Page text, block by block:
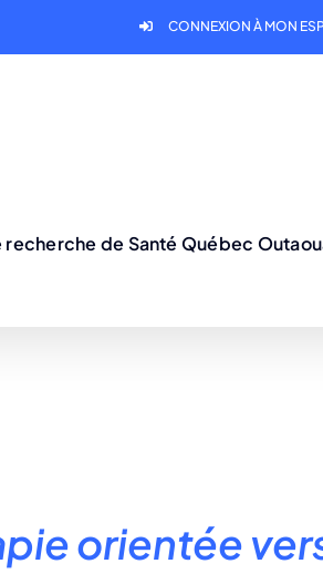
CONNEXION À MON
recherche de Santé Québec
orientée